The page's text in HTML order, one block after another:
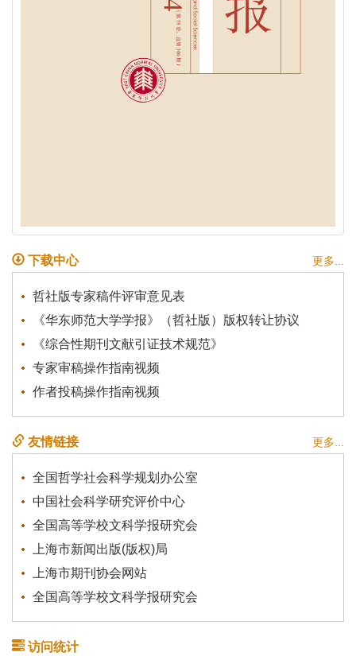
下载中心 更多...
哲社版专家稿件评审意见表
《华东师范大学学报》（哲社版）版权转让协议
《综合性期刊文献引证技术规范》
专家审稿操作指南视频
作者投稿操作指南视频
友情链接 更多...
全国哲学社会科学规划办公室
中国社会科学研究评价中心
全国高等学校文科学报研究会
上海市新闻出版(版权)局
上海市期刊协会网站
全国高等学校文科学报研究会
访问统计